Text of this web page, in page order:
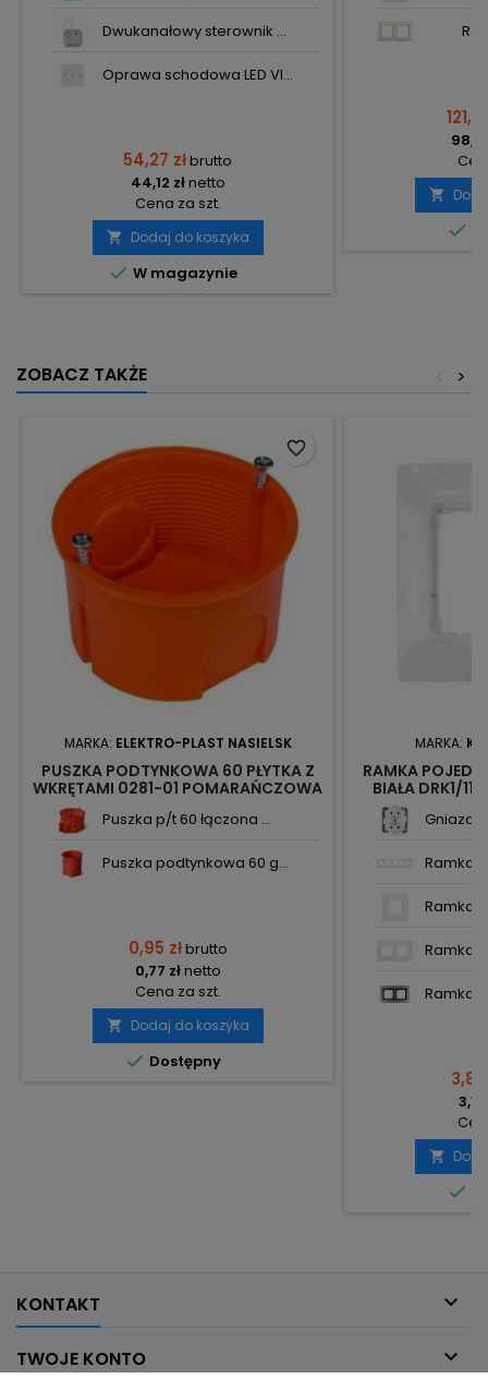
Dwukanałowy sterownik ...
Oprawa schodowa LED VI...
54,27 złbrutto
44,12 złnetto
Cena za szt.
 Dodaj do koszyka
 W magazynie


ZOBACZ TAKŻE >
<
MARKA: ELEKTRO-PLAST NASIELSK
PUSZKA PODTYNKOWA 60 PŁYTKA Z
WKRĘTAMI 0281-01 POMARAŃCZOWA
PK-60 PRO ELEKTRO-PLAST
Puszka p/t 60 łączona ...
Puszka podtynkowa 60 g...
0,95 złbrutto
0,77 złnetto
Cena za szt.
 Dodaj do koszyka
 Dostępny
favorite_border
MARKA:
RAMKA
BIAŁA DRK1/11
Ramka
Ramka
Ramka
Ramka
3,86
3,14


KONTAKT 
TWOJE KONTO 